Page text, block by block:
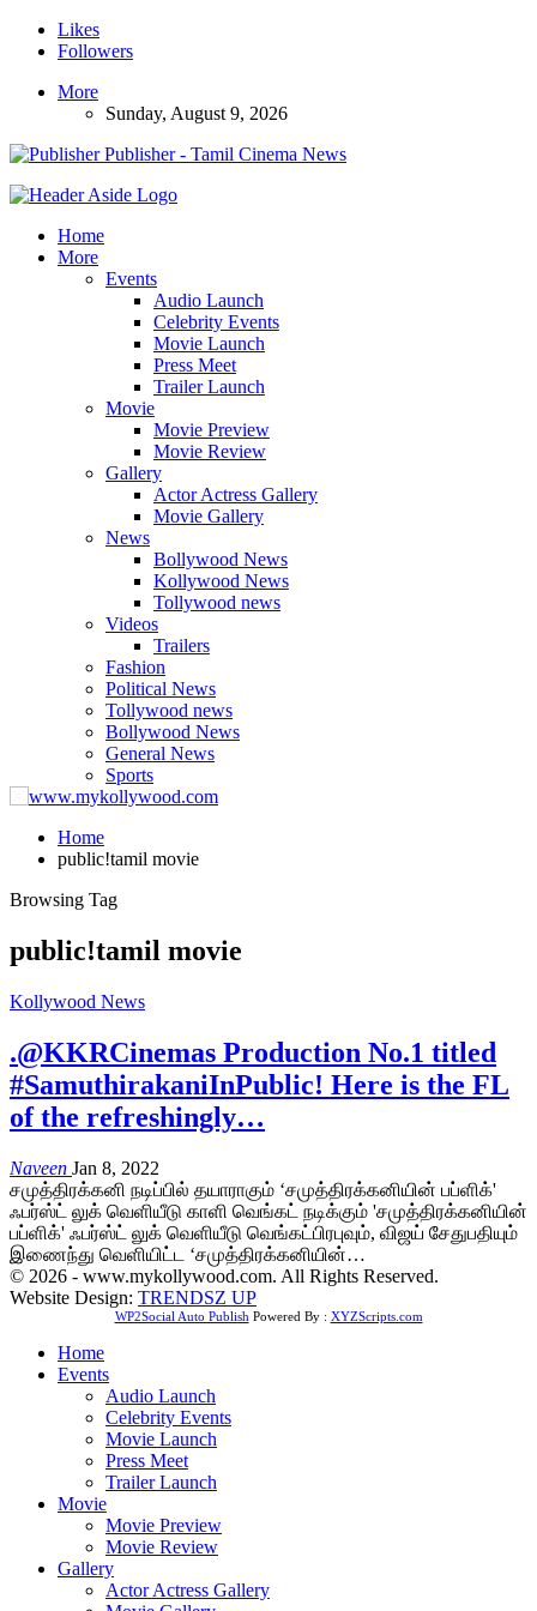
Likes
Followers
More
Sunday, August 9, 2026
Publisher - Tamil Cinema News
Home
More
Events
Audio Launch
Celebrity Events
Movie Launch
Press Meet
Trailer Launch
Movie
Movie Preview
Movie Review
Gallery
Actor Actress Gallery
Movie Gallery
News
Bollywood News
Kollywood News
Tollywood news
Videos
Trailers
Fashion
Political News
Tollywood news
Bollywood News
General News
Sports
Home
public!tamil movie
Browsing Tag
public!tamil movie
Kollywood News
.@KKRCinemas Production No.1 titled
#SamuthirakaniInPublic! Here is the FL
of the refreshingly…
Naveen Jan 8, 2022
சமுத்திரக்கனி நடிப்பில் தயாராகும் ‘சமுத்திரக்கனியின் பப்ளிக்'
ஃபர்ஸ்ட் லுக் வெளியீடு காளி வெங்கட் நடிக்கும் 'சமுத்திரக்கனியின்
பப்ளிக்' ஃபர்ஸ்ட் லுக் வெளியீடு வெங்கட்பிரபுவும், விஜய் சேதுபதியும்
இணைந்து வெளியிட்ட ‘சமுத்திரக்கனியின்…
© 2026 - www.mykollywood.com. All Rights Reserved.
Website Design: TRENDSZ UP
WP2Social Auto Publish Powered By : XYZScripts.com
Home
Events
Audio Launch
Celebrity Events
Movie Launch
Press Meet
Trailer Launch
Movie
Movie Preview
Movie Review
Gallery
Actor Actress Gallery